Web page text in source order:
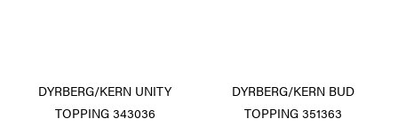
DYRBERG/KERN UNITY
TOPPING 343036
DYRBERG/KERN BUD
TOPPING 351363